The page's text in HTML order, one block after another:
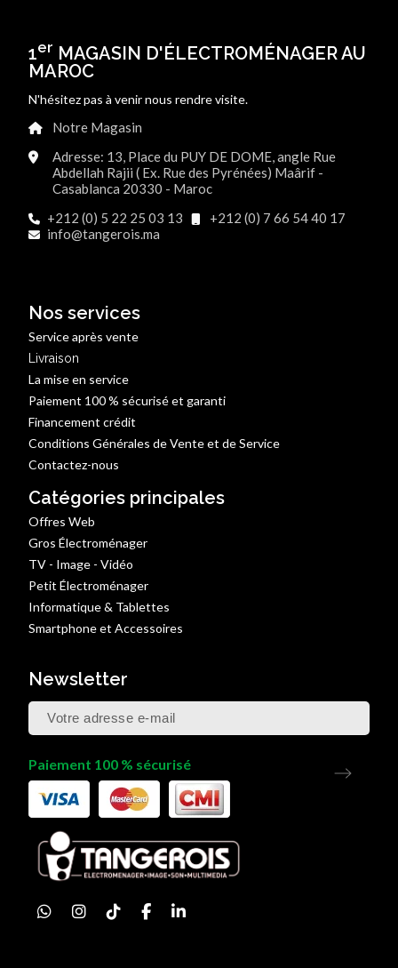
1er MAGASIN D'ÉLECTROMÉNAGER AU
MAROC
N'hésitez pas à venir nous rendre visite.
Notre Magasin
Adresse: 13, Place du PUY DE DOME, angle Rue
Abdellah Rajii ( Ex. Rue des Pyrénées) Maârif -
Casablanca 20330 - Maroc
+212 (0) 5 22 25 03 13
+212 (0) 7 66 54 40 17
info@tangerois.ma
Nos services
Service après vente
Livraison
La mise en service
Paiement 100 % sécurisé et garanti
Financement crédit
Conditions Générales de Vente et de Service
Contactez-nous
Catégories principales
Offres Web
Gros Électroménager
TV - Image - Vidéo
Petit Électroménager
Informatique & Tablettes
Smartphone et Accessoires
Newsletter
Paiement 100 % sécurisé